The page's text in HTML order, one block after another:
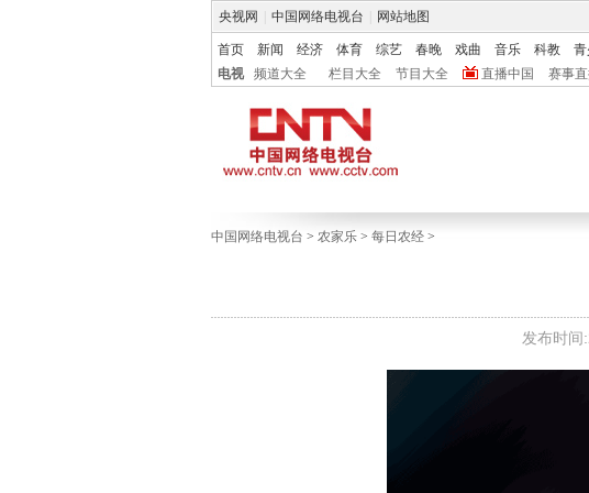
央视网 中国网络电视台 网站地图
首页 新闻 经济 体育 综艺 春晚 戏曲 音乐 科教
电视
频道大全 栏目大全 节目大全 直播中国 赛事
中国网络电视台 > 农家乐 > 每日农经 >
发布时间